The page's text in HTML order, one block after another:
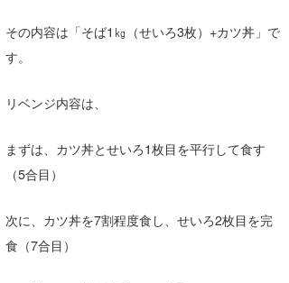
その内容は「そば1㎏（せいろ3枚）+カツ丼」で
す。
リベンジ内容は、
まずは、カツ丼とせいろ1枚目を平行して食す
（5合目）
次に、カツ丼を7割程度食し、せいろ2枚目を完
食（7合目）